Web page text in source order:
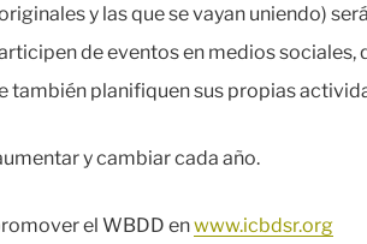
y las que se vayan uniendo)
de eventos en medios sociales,
también planifiquen sus propias
y cambiar cada año.
el WBDD enwww.icbdsr.org